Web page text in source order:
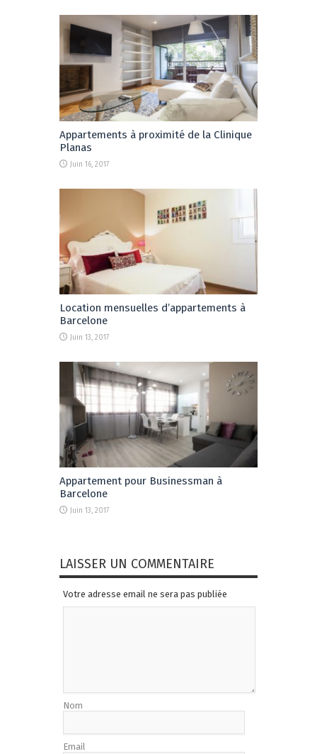
Appartements à proximité de la Clinique
Planas
Juin 16, 2017
Location mensuelles d’appartements à
Barcelone
Juin 13, 2017
Appartement pour Businessman à
Barcelone
Juin 13, 2017
LAISSER UN COMMENTAIRE
Votre adresse email ne sera pas publiée
Nom
Email